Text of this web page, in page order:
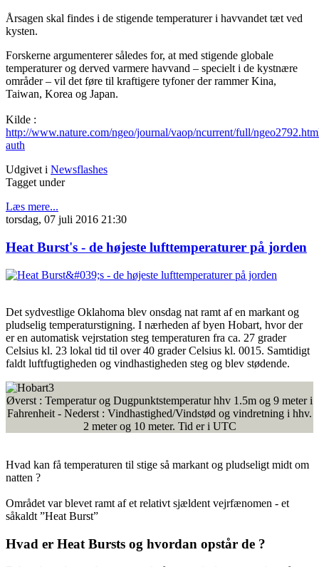
Årsagen skal findes i de stigende temperaturer i havvandet tæt ved
kysten.
Forskerne argumenterer således for, at med stigende globale
temperaturer og derved varmere havvand – specielt i de kystnære
områder – vil det føre til kraftigere tyfoner der rammer Kina,
Taiwan, Korea og Japan.
Kilde :
http://www.nature.com/ngeo/journal/vaop/ncurrent/full/
auth
Udgivet i Newsflashes
Tagget under
Læs mere...
torsdag, 07 juli 2016 21:30
Heat Burst's - de højeste lufttemperaturer på jorden
Det sydvestlige Oklahoma blev onsdag nat ramt af en markant og
pludselig temperaturstigning. I nærheden af byen Hobart, hvor der
er en automatisk vejrstation steg temperaturen fra ca. 27 grader
Celsius kl. 23 lokal tid til over 40 grader Celsius kl. 0015. Samtidigt
faldt luftfugtigheden og vindhastigheden steg og blev stødende.
Øverst : Temperatur og Dugpunktstemperatur hhv 1.5m og 9 meter i
Fahrenheit - Nederst : Vindhastighed/Vindstød og vindretning i hhv.
2 meter og 10 meter. Tid er i UTC
Hvad kan få temperaturen til stige så markant og pludseligt midt om
natten ?
Området var blevet ramt af et relativt sjældent vejrfænomen - et
såkaldt ”Heat Burst”
Hvad er Heat Bursts og hvordan opstår de ?